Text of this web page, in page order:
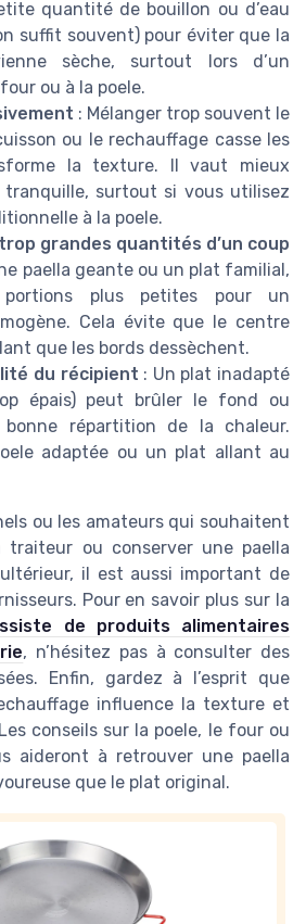
quantité de bouillon ou d’eau
suffit souvent) pour éviter que la
sèche, surtout lors d’un
ou à la poele.
: Mélanger trop souvent le
ou le rechauffage casse les
la texture. Il vaut mieux
tranquille, surtout si vous utilisez
à la poele.
grandes quantités d’un coup
paella geante ou un plat familial,
plus petites pour un
Cela évite que le centre
que les bords dessèchent.
du récipient : Un plat inadapté
épais) peut brûler le fond ou
bonne répartition de la chaleur.
adaptée ou un plat allant au
ou les amateurs qui souhaitent
traiteur ou conserver une paella
il est aussi important de
Pour en savoir plus sur la
de produits alimentaires
, n’hésitez pas à consulter des
Enfin, gardez à l’esprit que
influence la texture et
conseils sur la poele, le four ou
aideront à retrouver une paella
que le plat original.